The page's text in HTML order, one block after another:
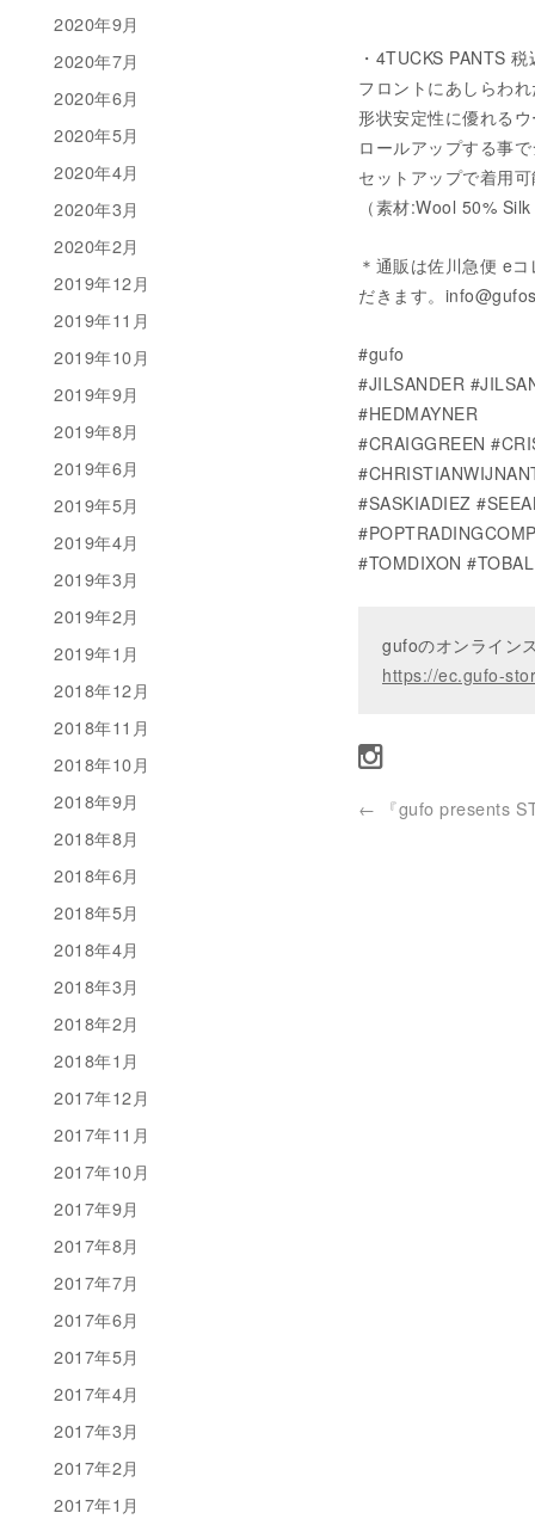
・4TUCKS PANTS
フロントにあしらわ
形状安定性に優れる
ロールアップする事
セットアップで着用
（素材:Wool 50%
＊通販は佐川急便 e
だきます。
#gufo
#JILSANDER
#HEDMAYNER
#CRAIGGREEN
#SASKIADIEZ
#TOMDIXON
gufoのオンライン
https://ec.gufo-
← 『gufo presents
2020年9月
2020年7月
2020年6月
2020年5月
2020年4月
2020年3月
2020年2月
2019年12月
2019年11月
2019年10月
2019年9月
2019年8月
2019年6月
2019年5月
2019年4月
2019年3月
2019年2月
2019年1月
2018年12月
2018年11月
2018年10月
2018年9月
2018年8月
2018年6月
2018年5月
2018年4月
2018年3月
2018年2月
2018年1月
2017年12月
2017年11月
2017年10月
2017年9月
2017年8月
2017年7月
2017年6月
2017年5月
2017年4月
2017年3月
2017年2月
2017年1月